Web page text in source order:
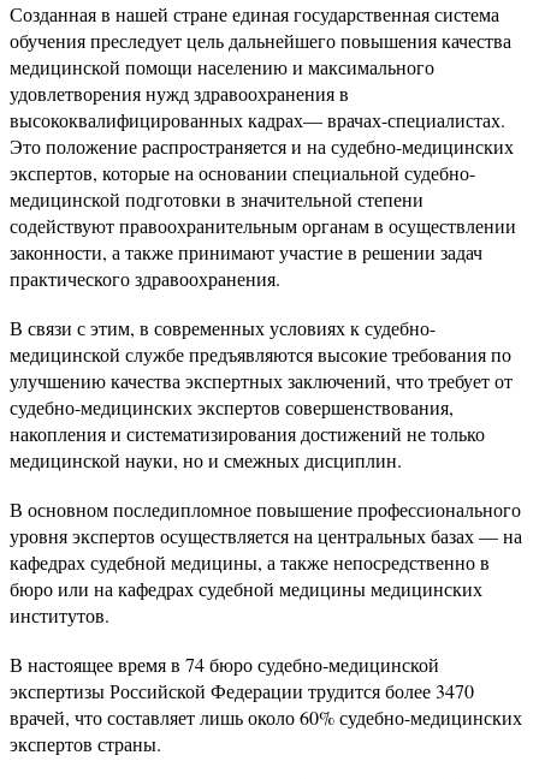
Созданная в нашей стране единая государственная система
обучения преследует цель дальнейшего повышения качества
медицинской помощи населению и максимального
удовлетворения нужд здравоохранения в
высококвалифицированных кадрах— врачах-специалистах.
Это положение распространяется и на судебно-медицинских
экспертов, которые на основании специальной судебно-
медицинской подготовки в значительной степени
содействуют правоохранительным органам в осуществлении
законности, а также принимают участие в решении задач
практического здравоохранения.
В связи с этим, в современных условиях к судебно-
медицинской службе предъявляются высокие требования по
улучшению качества экспертных заключений, что требует от
судебно-медицинских экспертов совершенствования,
накопления и систематизирования достижений не только
медицинской науки, но и смежных дисциплин.
В основном последипломное повышение профессионального
уровня экспертов осуществляется на центральных базах — на
кафедрах судебной медицины, а также непосредственно в
бюро или на кафедрах судебной медицины медицинских
институтов.
В настоящее время в 74 бюро судебно-медицинской
экспертизы Российской Федерации трудится более 3470
врачей, что составляет лишь около 60% судебно-медицинских
экспертов страны.